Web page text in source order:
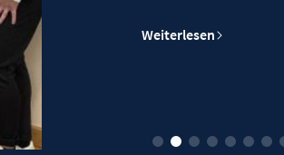
Weiterlesen